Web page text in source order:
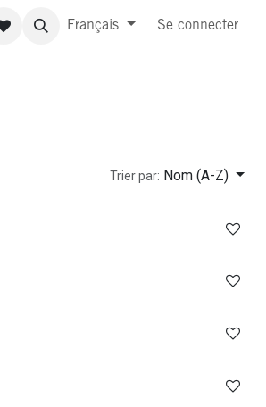
Français Se connecter
Trier par: Nom (A-Z)